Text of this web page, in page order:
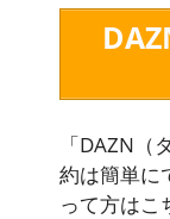
「DAZN
約は簡単に
って方はこ